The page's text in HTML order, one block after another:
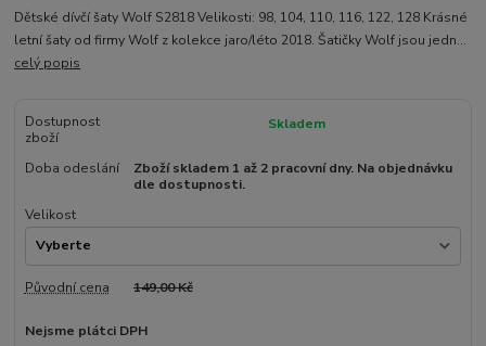
Dětské dívčí šaty Wolf S2818 Velikosti: 98, 104, 110, 116, 122, 128 Krásné
letní šaty od firmy Wolf z kolekce jaro/léto 2018. Šatičky Wolf jsou jedn...
celý popis
Dostupnost
zboží
Skladem
Doba odeslání
Zboží skladem 1 až 2 pracovní dny. Na objednávku
dle dostupnosti.
Velikost
Původní cena 149,00 Kč
Nejsme plátci DPH